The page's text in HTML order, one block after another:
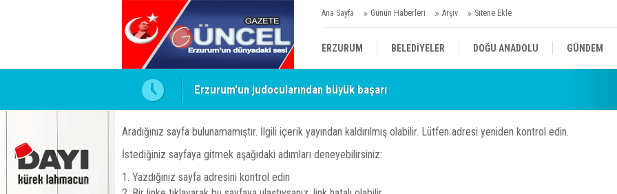
Ana Sayfa Günün Haberleri Arşiv Sitene Ekle
ERZURUM BELEDİYELER DOĞU ANADOLU GÜNDEM
SİYASET
KÜLTÜR/SANAT//MAĞAZİN BODRUM
Erzurum'un judocularından büyük başarı
Aradığınız sayfa bulunamamıştır. İlgili içerik yayından kaldırılmış olabilir. Lütfen adresi yeniden kontrol edin.
İstediğiniz sayfaya gitmek aşağıdaki adımları deneyebilirsiniz:
1. Yazdığınız sayfa adresini kontrol edin